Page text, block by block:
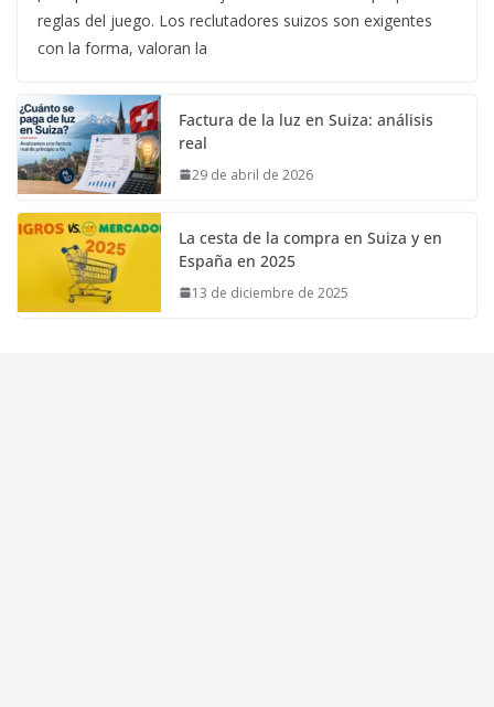
reglas del juego. Los reclutadores suizos son exigentes
con la forma, valoran la
Factura de la luz en Suiza: análisis
real
29 de abril de 2026
La cesta de la compra en Suiza y en
España en 2025
13 de diciembre de 2025